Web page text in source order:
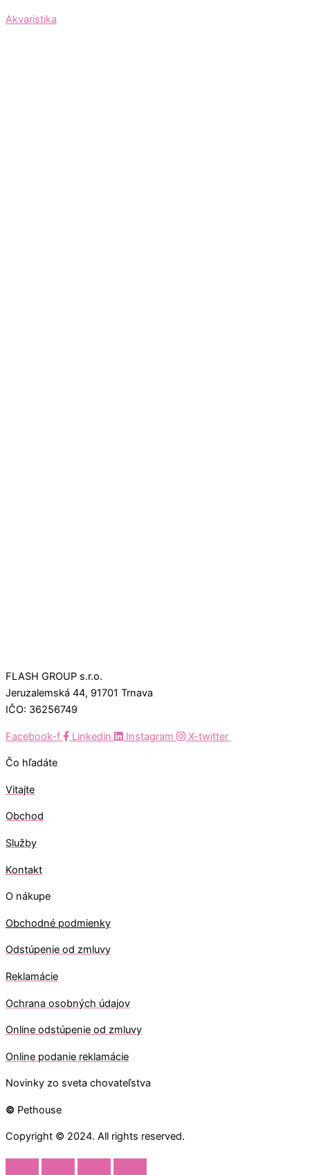
Akvaristika
FLASH GROUP s.r.o.
Jeruzalemská 44, 91701 Trnava
IČO: 36256749
Facebook-f Linkedin Instagram X-twitter
Čo hľadáte
Vitajte
Obchod
Služby
Kontakt
O nákupe
Obchodné podmienky
Odstúpenie od zmluvy
Reklamácie
Ochrana osobných údajov
Online odstúpenie od zmluvy
Online podanie reklamácie
Novinky zo sveta chovateľstva
© Pethouse
Copyright © 2024. All rights reserved.